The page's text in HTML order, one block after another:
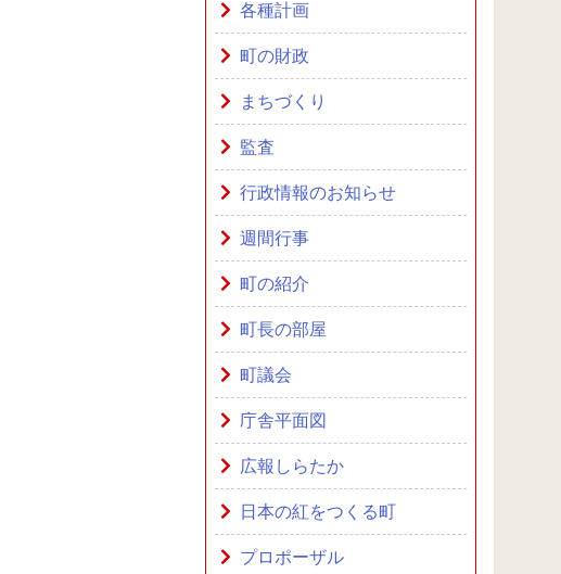
各種計画
町の財政
まちづくり
監査
行政情報のお知らせ
週間行事
町の紹介
町長の部屋
町議会
庁舎平面図
広報しらたか
日本の紅をつくる町
プロポーザル